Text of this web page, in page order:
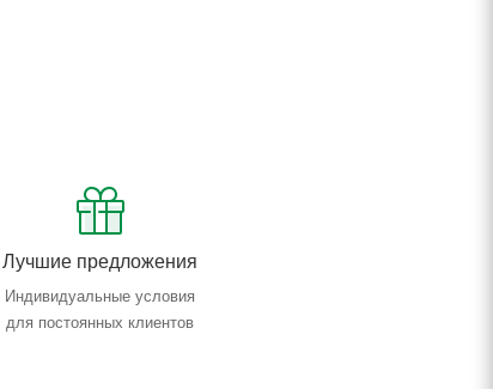
Лучшие предложения
Индивидуальные условия
для постоянных клиентов